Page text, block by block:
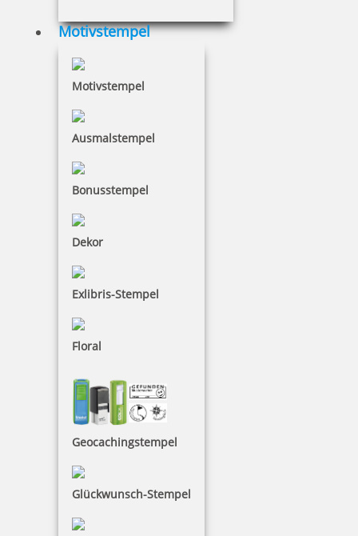
Motivstempel
Motivstempel
Ausmalstempel
Bonusstempel
Dekor
Exlibris-Stempel
Floral
Geocachingstempel
Glückwunsch-Stempel